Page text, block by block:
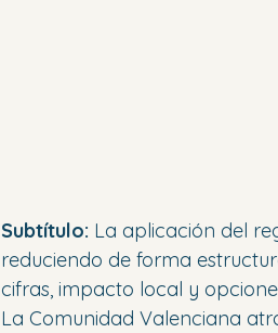
Subtítulo: La aplicación del
reduciendo de forma
cifras, impacto local y
La Comunidad Valenciana